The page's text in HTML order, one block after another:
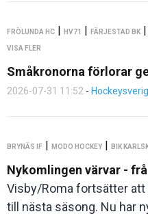
FRÖLUNDA HC | HV71 | FÄRJESTAD BK |
VISA FLER
Småkronorna förlorar
2026-07-31 11:52 -
BRYNÄS IF | MODO HOCKEY | BIK
Nykomlingen värvar -
Visby/Roma fortsätter
till nästa säsong. Nu har